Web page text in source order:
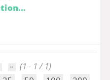
(1 - 1 / 1)